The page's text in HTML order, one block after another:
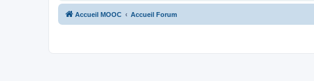
Accueil MOOC Accueil Forum